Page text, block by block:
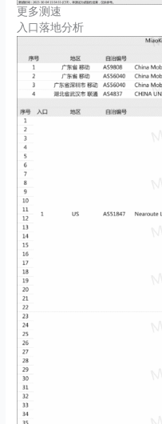
更多测速
入口落地分析